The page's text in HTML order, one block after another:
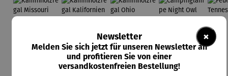
×
Newsletter
Melden Sie sich jetzt für unseren Newsletter an
und profitieren Sie von einer
versandkostenfreien Bestellung!